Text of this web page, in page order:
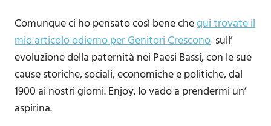
Comunque ci ho pensato così bene chequi trovate il
mio articolo odierno per Genitori Crescono sull’
evoluzione della paternità nei Paesi Bassi, con le sue
cause storiche, sociali, economiche e politiche, dal
1900 ai nostri giorni. Enjoy. Io vado a prendermi un’
aspirina.